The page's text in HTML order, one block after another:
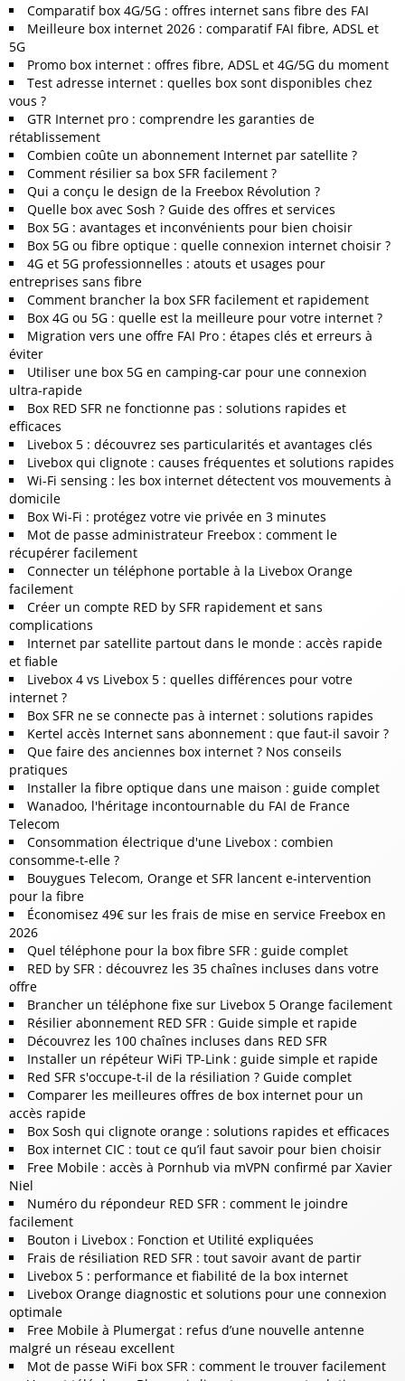
Comparatif box 4G/5G : offres internet sans fibre des FAI
Meilleure box internet 2026 : comparatif FAI fibre, ADSL et
5G
Promo box internet : offres fibre, ADSL et 4G/5G du moment
Test adresse internet : quelles box sont disponibles chez
vous ?
GTR Internet pro : comprendre les garanties de
rétablissement
Combien coûte un abonnement Internet par satellite ?
Comment résilier sa box SFR facilement ?
Qui a conçu le design de la Freebox Révolution ?
Quelle box avec Sosh ? Guide des offres et services
Box 5G : avantages et inconvénients pour bien choisir
Box 5G ou fibre optique : quelle connexion internet choisir ?
4G et 5G professionnelles : atouts et usages pour
entreprises sans fibre
Comment brancher la box SFR facilement et rapidement
Box 4G ou 5G : quelle est la meilleure pour votre internet ?
Migration vers une offre FAI Pro : étapes clés et erreurs à
éviter
Utiliser une box 5G en camping-car pour une connexion
ultra-rapide
Box RED SFR ne fonctionne pas : solutions rapides et
efficaces
Livebox 5 : découvrez ses particularités et avantages clés
Livebox qui clignote : causes fréquentes et solutions rapides
Wi-Fi sensing : les box internet détectent vos mouvements à
domicile
Box Wi-Fi : protégez votre vie privée en 3 minutes
Mot de passe administrateur Freebox : comment le
récupérer facilement
Connecter un téléphone portable à la Livebox Orange
facilement
Créer un compte RED by SFR rapidement et sans
complications
Internet par satellite partout dans le monde : accès rapide
et fiable
Livebox 4 vs Livebox 5 : quelles différences pour votre
internet ?
Box SFR ne se connecte pas à internet : solutions rapides
Kertel accès Internet sans abonnement : que faut-il savoir ?
Que faire des anciennes box internet ? Nos conseils
pratiques
Installer la fibre optique dans une maison : guide complet
Wanadoo, l'héritage incontournable du FAI de France
Telecom
Consommation électrique d'une Livebox : combien
consomme-t-elle ?
Bouygues Telecom, Orange et SFR lancent e-intervention
pour la fibre
Économisez 49€ sur les frais de mise en service Freebox en
2026
Quel téléphone pour la box fibre SFR : guide complet
RED by SFR : découvrez les 35 chaînes incluses dans votre
offre
Brancher un téléphone fixe sur Livebox 5 Orange facilement
Résilier abonnement RED SFR : Guide simple et rapide
Découvrez les 100 chaînes incluses dans RED SFR
Installer un répéteur WiFi TP-Link : guide simple et rapide
Red SFR s'occupe-t-il de la résiliation ? Guide complet
Comparer les meilleures offres de box internet pour un
accès rapide
Box Sosh qui clignote orange : solutions rapides et efficaces
Box internet CIC : tout ce qu’il faut savoir pour bien choisir
Free Mobile : accès à Pornhub via mVPN confirmé par Xavier
Niel
Numéro du répondeur RED SFR : comment le joindre
facilement
Bouton i Livebox : Fonction et Utilité expliquées
Frais de résiliation RED SFR : tout savoir avant de partir
Livebox 5 : performance et fiabilité de la box internet
Livebox Orange diagnostic et solutions pour une connexion
optimale
Free Mobile à Plumergat : refus d’une nouvelle antenne
malgré un réseau excellent
Mot de passe WiFi box SFR : comment le trouver facilement